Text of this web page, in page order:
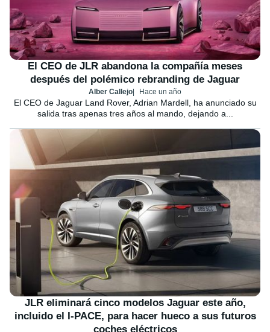
El CEO de JLR abandona la compañía meses
después del polémico rebranding de Jaguar
Alber Callejo Hace un año
El CEO de Jaguar Land Rover, Adrian Mardell, ha anunciado su
salida tras apenas tres años al mando, dejando a...
JLR eliminará cinco modelos Jaguar este año,
incluido el I-PACE, para hacer hueco a sus futuros
coches eléctricos